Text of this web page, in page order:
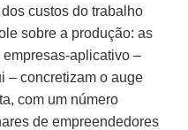
custos do trabalho
sobre a produção: as
aplicativo –
– concretizam o auge
com um número
de empreendedores